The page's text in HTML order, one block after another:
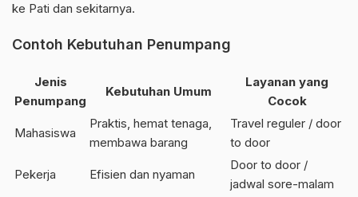
ke Pati dan sekitarnya.
Contoh Kebutuhan Penumpang
Jenis
Penumpang
Kebutuhan Umum
Layanan yang
Cocok
Mahasiswa
Praktis, hemat tenaga,
membawa barang
Travel reguler / door
to door
Pekerja Efisien dan nyaman
Door to door /
jadwal sore-malam